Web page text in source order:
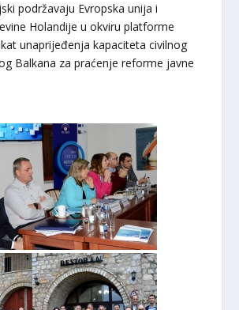
podržavaju Evropska unija i
Holandije u okviru platforme
unaprijeđenja kapaciteta civilnog
Balkana za praćenje reforme javne